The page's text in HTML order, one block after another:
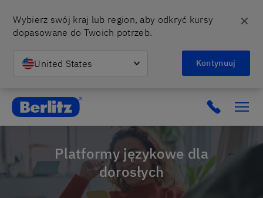
Wybierz swój kraj lub region, aby odkryć kursy
dopasowane do Twoich potrzeb.
United States Kontynuuj
✕
Berlitz Poland Click to
Platformy językowe dla
dorosłych